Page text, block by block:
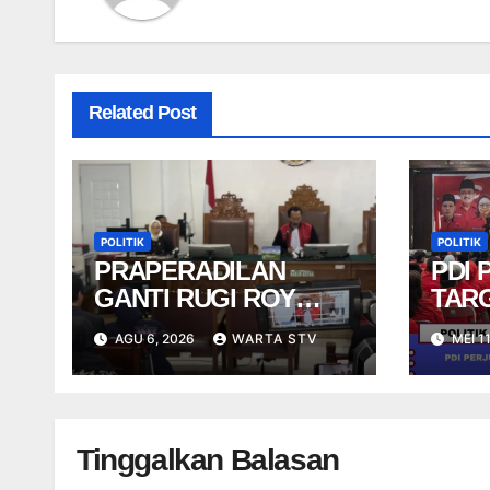
Related Post
POLITIK
PRAPERADILAN
GANTI RUGI ROY
SURYO DITOLAK
AGU 6, 2026 WARTA STV
POLITIK
PDI
MEI
Tinggalkan Balasan